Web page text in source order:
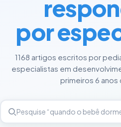
por
1168 artigos escritos por
especialistas em
primeiros 6 anos